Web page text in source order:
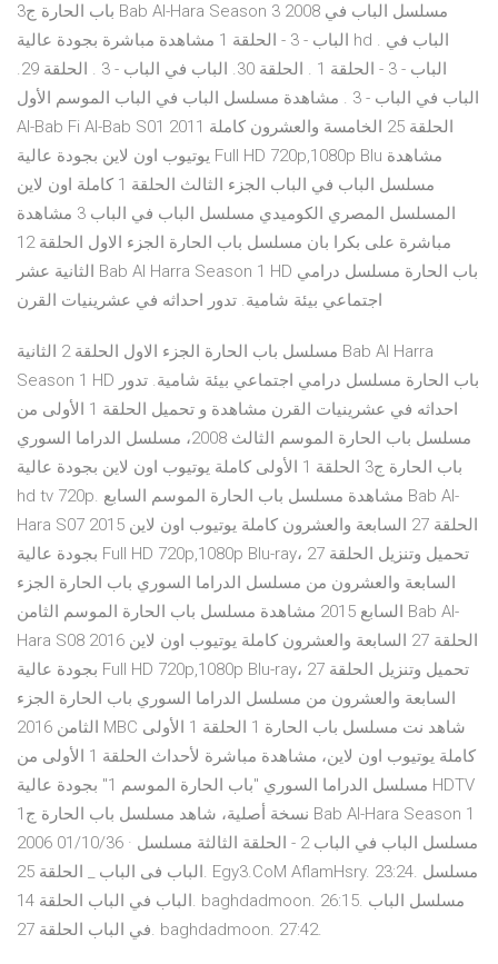
باب الحارة ج3 Bab Al-Hara Season 3 2008 مسلسل الباب في
الباب - 3 - الحلقة 1 مشاهدة مباشرة بجودة عالية hd . الباب في
الباب - 3 - الحلقة 1 . الحلقة 30. الباب في الباب - 3 . الحلقة 29.
الباب في الباب - 3 . مشاهدة مسلسل الباب في الباب الموسم الأول
Al-Bab Fi Al-Bab S01 2011 الحلقة 25 الخامسة والعشرون كاملة
يوتيوب اون لاين بجودة عالية Full HD 720p,1080p Blu مشاهدة
مسلسل الباب في الباب الجزء الثالث الحلقة 1 كاملة اون لاين
المسلسل المصري الكوميدي مسلسل الباب في الباب 3 مشاهدة
مباشرة على بكرا بان مسلسل باب الحارة الجزء الاول الحلقة 12
الثانية عشر Bab Al Harra Season 1 HD باب الحارة مسلسل درامي
اجتماعي بيئة شامية. تدور احداثه في عشرينيات القرن
مسلسل باب الحارة الجزء الاول الحلقة 2 الثانية Bab Al Harra
Season 1 HD باب الحارة مسلسل درامي اجتماعي بيئة شامية. تدور
احداثه في عشرينيات القرن مشاهدة و تحميل الحلقة 1 الأولى من
مسلسل باب الحارة الموسم الثالث 2008، مسلسل الدراما السوري
باب الحارة ج3 الحلقة 1 الأولى كاملة يوتيوب اون لاين بجودة عالية
hd tv 720p. مشاهدة مسلسل باب الحارة الموسم السابع Bab Al-
Hara S07 2015 الحلقة 27 السابعة والعشرون كاملة يوتيوب اون لاين
بجودة عالية Full HD 720p,1080p Blu-ray، تحميل وتنزيل الحلقة 27
السابعة والعشرون من مسلسل الدراما السوري باب الحارة الجزء
السابع 2015 مشاهدة مسلسل باب الحارة الموسم الثامن Bab Al-
Hara S08 2016 الحلقة 27 السابعة والعشرون كاملة يوتيوب اون لاين
بجودة عالية Full HD 720p,1080p Blu-ray، تحميل وتنزيل الحلقة 27
السابعة والعشرون من مسلسل الدراما السوري باب الحارة الجزء
الثامن 2016 MBC شاهد نت مسلسل باب الحارة 1 الحلقة 1 الأولى
كاملة يوتيوب اون لاين، مشاهدة مباشرة لأحداث الحلقة 1 الأولى من
مسلسل الدراما السوري "باب الحارة الموسم 1" بجودة عالية HDTV
نسخة أصلية، شاهد مسلسل باب الحارة ج1 Bab Al-Hara Season 1
2006 01/10/36 · مسلسل الباب في الباب 2 - الحلقة الثالثة مسلسل
الباب فى الباب _ الحلقة 25. Egy3.CoM AflamHsry. 23:24. مسلسل
الباب في الباب الحلقة 14. baghdadmoon. 26:15. مسلسل الباب
في الباب الحلقة 27. baghdadmoon. 27:42.